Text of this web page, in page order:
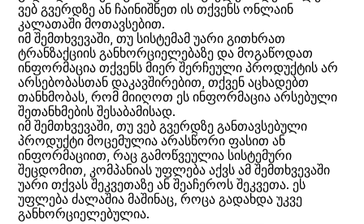
ვებ გვერდზე ან ჩაინიშნეთ ის თქვენს ონლაინ
კალათაში მოთავსებით.
იმ შემთხვევაში, თუ სისტემამ უარი გითხრათ
ტრანზაქციის განხორციელებაზე და მოგაწოდათ
ინფორმაცია თქვენს მიერ შერჩეული პროდუქტის არ
არსებობასთან დაკავშირებით, თქვენ აცხადებთ
თანხმობას, რომ მიიღოთ ეს ინფორმაცია არსებული
შეთანხმების შესაბამისად.
იმ შემთხვევაში, თუ ვებ გვერდზე განთავსებული
პროდუქტი მოცემულია არასწორი ფასით ან
ინფორმაციით, რაც გამოწვეულია სისტემური
შეცდომით, კომპანიას უფლება აქვს ამ შემთხვევაში
უარი თქვას შეკვეთაზე ან შეაჩეროს შეკვეთა. ეს
უფლება ძალაშია მაშინაც, როცა გადახდა უკვე
განხორციელებულია.